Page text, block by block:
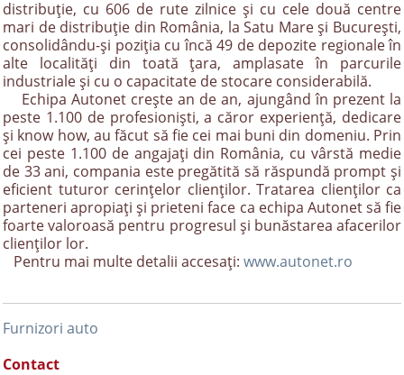
distribuţie, cu 606 de rute zilnice şi cu cele două centre
mari de distribuţie din România, la Satu Mare și București,
consolidându-și poziția cu încă 49 de depozite regionale în
alte localităţi din toată ţara, amplasate în parcurile
industriale şi cu o capacitate de stocare considerabilă.
Echipa Autonet crește an de an, ajungând în prezent la
peste 1.100 de profesionişti, a căror experienţă, dedicare
şi know how, au făcut să fie cei mai buni din domeniu. Prin
cei peste 1.100 de angajați din România, cu vârstă medie
de 33 ani, compania este pregătită să răspundă prompt şi
eficient tuturor cerinţelor clienţilor. Tratarea clienţilor ca
parteneri apropiaţi şi prieteni face ca echipa Autonet să fie
foarte valoroasă pentru progresul şi bunăstarea afacerilor
clienţilor lor.
Pentru mai multe detalii accesaţi: www.autonet.ro
Furnizori auto
Contact